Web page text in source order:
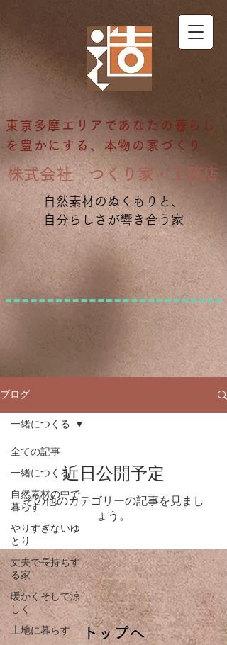
東京多摩エリアであなたの暮らし
を豊かにする、本物の家づくり
自然素材のぬくもりと、
自分らしさが響き合う家
​株式会社 つくり家・工務店
ブログ
全ての記事
一緒につくる
自然素材の中で
暮らす
やりすぎないゆ
とり
丈夫で長持ちす
る家
暖かくそして涼
しく
土地に暮らす
一緒につくる
近日公開予定
その他のカテゴリーの記事を見まし
ょう。
​トップへ